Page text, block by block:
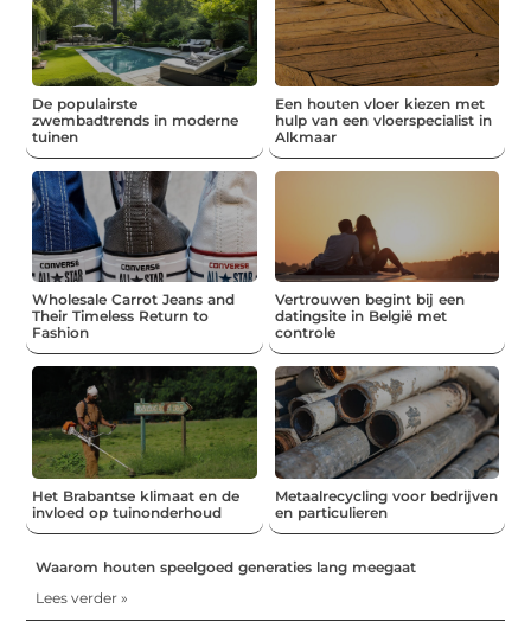
De populairste
zwembadtrends in moderne
tuinen
Een houten vloer kiezen met
hulp van een vloerspecialist in
Alkmaar
Wholesale Carrot Jeans and
Their Timeless Return to
Fashion
Vertrouwen begint bij een
datingsite in België met
controle
Het Brabantse klimaat en de
invloed op tuinonderhoud
Metaalrecycling voor bedrijven
en particulieren
Waarom houten speelgoed generaties lang meegaat
Lees verder »